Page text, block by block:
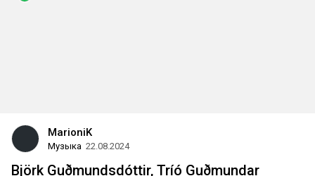
MarioniK
Музыка 22.08.2024
Björk Guðmundsdóttir, Tríó Guðmundar